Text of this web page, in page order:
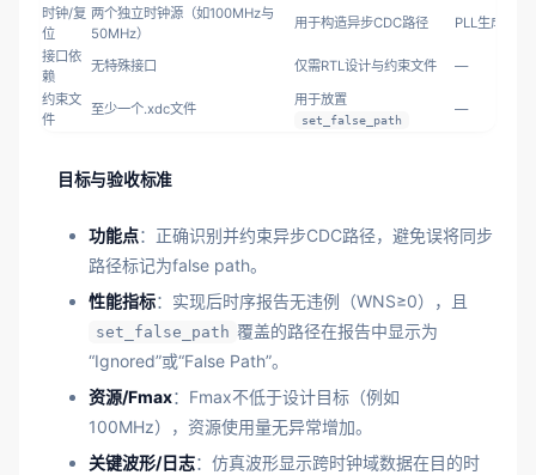
时钟/复
位
两个独立时钟源（如100MHz与
50MHz）
用于构造异步CDC路径
PLL生成不同
接口依
赖
无特殊接口 仅需RTL设计与约束文件
—
约束文
件
至少一个.xdc文件
用于放置
set_false_path
—
目标与验收标准
功能点：正确识别并约束异步CDC路径，避免误将同步
路径标记为false path。
性能指标：实现后时序报告无违例（WNS≥0），且
set_false_path 覆盖的路径在报告中显示为
“Ignored”或“False Path”。
资源/Fmax：Fmax不低于设计目标（例如
100MHz），资源使用量无异常增加。
关键波形/日志：仿真波形显示跨时钟域数据在目的时